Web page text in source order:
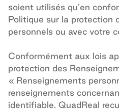
soient utilisés qu’en
Politique sur la protection
personnels ou avec votre
Conformément aux lois
protection des
« Renseignements
renseignements
identifiable. QuadReal